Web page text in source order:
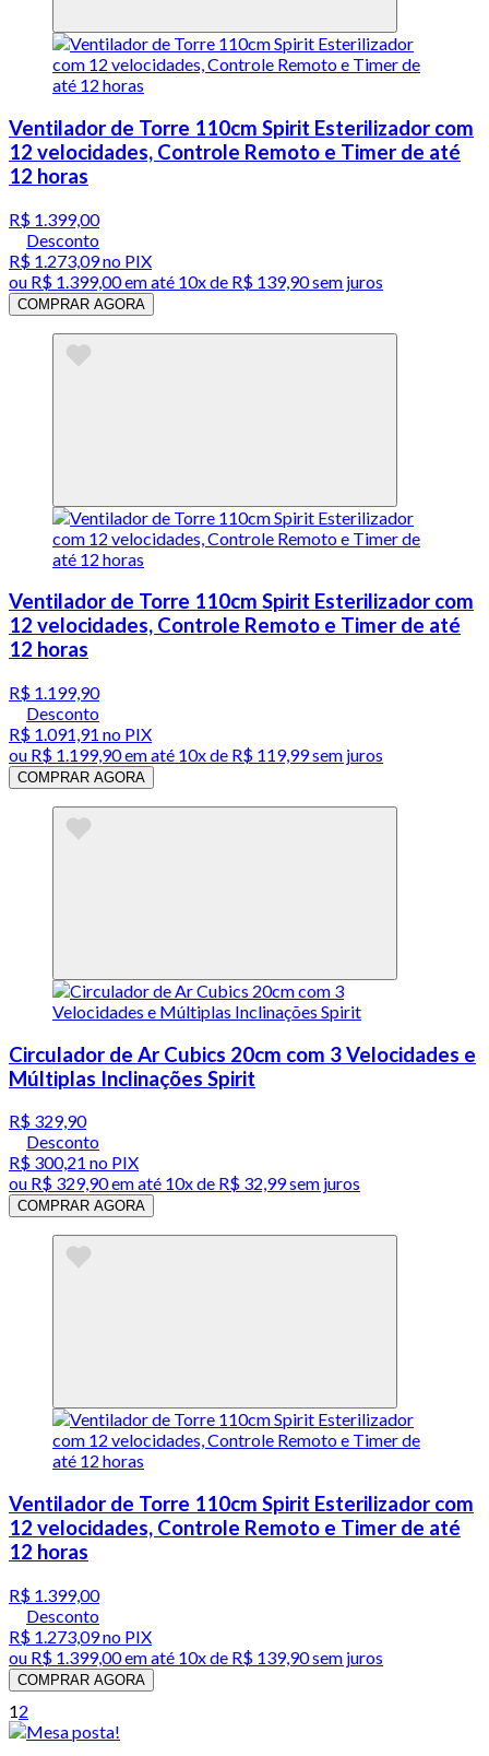
Ventilador de Torre 110cm Spirit Esterilizador com
12 velocidades, Controle Remoto e Timer de até
12 horas
R$ 1.399,00
Desconto
R$ 1.273,09no PIX
ou R$ 1.399,00em até 10x de R$ 139,90 sem juros
COMPRAR AGORA
Ventilador de Torre 110cm Spirit Esterilizador com
12 velocidades, Controle Remoto e Timer de até
12 horas
R$ 1.199,90
Desconto
R$ 1.091,91 no PIX
ou R$ 1.199,90em até 10x de R$ 119,99 sem juros
COMPRAR AGORA
Circulador de Ar Cubics 20cm com 3 Velocidades e
Múltiplas Inclinações Spirit
R$ 329,90
Desconto
R$ 300,21 no PIX
ou R$ 329,90em até 10x de R$ 32,99 sem juros
COMPRAR AGORA
Ventilador de Torre 110cm Spirit Esterilizador com
12 velocidades, Controle Remoto e Timer de até
12 horas
R$ 1.399,00
Desconto
R$ 1.273,09no PIX
ou R$ 1.399,00em até 10x de R$ 139,90 sem juros
COMPRAR AGORA
12